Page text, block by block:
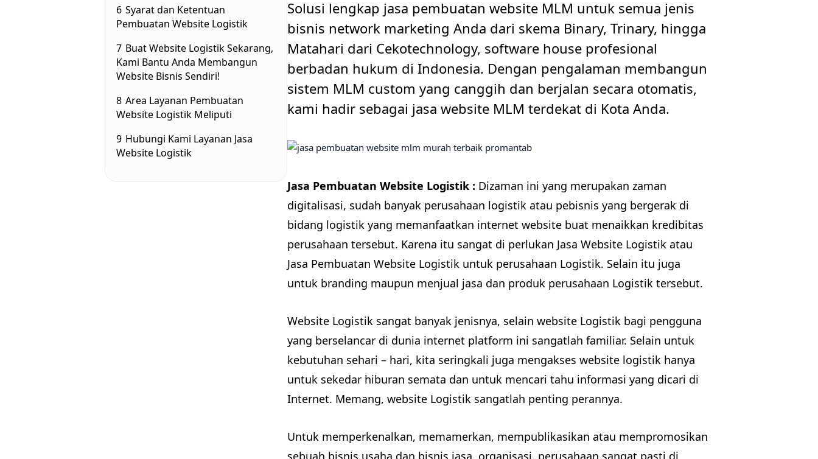
6 Syarat dan Ketentuan
Pembuatan Website Logistik
7 Buat Website Logistik Sekarang,
Kami Bantu Anda Membangun
Website Bisnis Sendiri!
8 Area Layanan Pembuatan
Website Logistik Meliputi
9 Hubungi Kami Layanan Jasa
Website Logistik
Solusi lengkap jasa pembuatan website MLM untuk semua jenis
bisnis network marketing Anda dari skema Binary, Trinary, hingga
Matahari dari Cekotechnology, software house profesional
berbadan hukum di Indonesia. Dengan pengalaman membangun
sistem MLM custom yang canggih dan berjalan secara otomatis,
kami hadir sebagai jasa website MLM terdekat di Kota Anda.
Jasa Pembuatan Website Logistik : Dizaman ini yang merupakan zaman
digitalisasi, sudah banyak perusahaan logistik atau pebisnis yang bergerak di
bidang logistik yang memanfaatkan internet website buat menaikkan kredibitas
perusahaan tersebut. Karena itu sangat di perlukan Jasa Website Logistik atau
Jasa Pembuatan Website Logistik untuk perusahaan Logistik. Selain itu juga
untuk branding maupun menjual jasa dan produk perusahaan Logistik tersebut.
Website Logistik sangat banyak jenisnya, selain website Logistik bagi pengguna
yang berselancar di dunia internet platform ini sangatlah familiar. Selain untuk
kebutuhan sehari – hari, kita seringkali juga mengakses website logistik hanya
untuk sekedar hiburan semata dan untuk mencari tahu informasi yang dicari di
Internet. Memang, website Logistik sangatlah penting perannya.
Untuk memperkenalkan, memamerkan, mempublikasikan atau mempromosikan
sebuah bisnis usaha dan bisnis jasa, organisasi, perusahaan sangat pasti di